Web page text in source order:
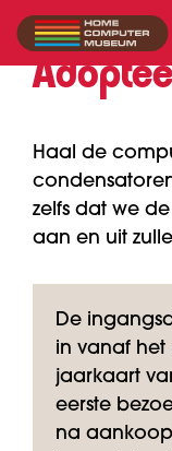
Haal de
zelfs dat we
aan en uit
De
in vanaf
jaarkaart
eerste
na